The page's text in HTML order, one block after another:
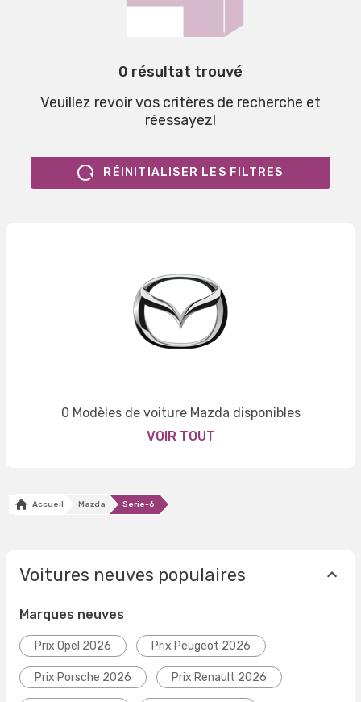
0 résultat trouvé
Veuillez revoir vos critères de recherche et
réessayez!
RÉINITIALISER LES FILTRES
0 Modèles de voiture Mazda disponibles
VOIR TOUT
Accueil Mazda Serie-6
Voitures neuves populaires
Marques neuves
Prix Opel 2026 Prix Peugeot 2026
Prix Porsche 2026 Prix Renault 2026